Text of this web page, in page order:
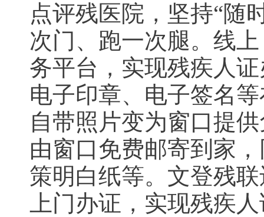
点评残医院，坚持“随
次门、跑一次腿。线
务平台，实现残疾人
电子印章、电子签名
自带照片变为窗口提
由窗口免费邮寄到家
策明白纸等。文登残
上门办证，实现残疾